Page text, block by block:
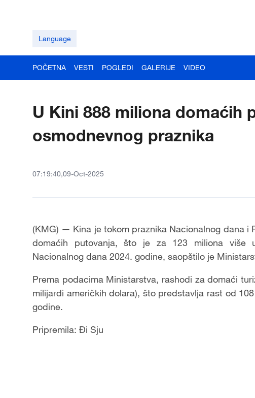
Language
POČETNA VESTI POGLEDI GALERIJE VIDEO
U Kini 888 miliona domaćih
osmodnevnog praznika
07:19:40,09-Oct-2025
(KMG) — Kina je tokom praznika Nacionalnog dana i
domaćih putovanja, što je za 123 miliona više
Nacionalnog dana 2024. godine, saopštilo je
Prema podacima Ministarstva, rashodi za domaći
milijardi američkih dolara), što predstavlja rast od
godine.
Pripremila: Đi Sju